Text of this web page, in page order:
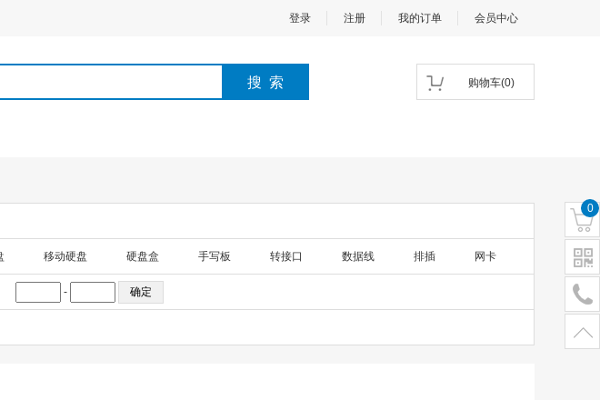
登录 注册 我的订单 会员中心
购物车(0)
移动硬盘 硬盘盒 手写板 转接口 数据线 排插 网卡
-
0